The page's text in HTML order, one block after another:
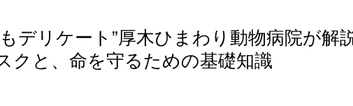
デリケート”厚木ひまわり動物病院が解
クと、命を守るための基礎知識